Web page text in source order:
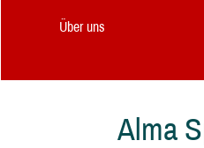
Über uns
Alma